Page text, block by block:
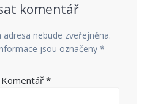
komentář
adresa nebude zveřejněna.
jsou označeny *
Komentář *